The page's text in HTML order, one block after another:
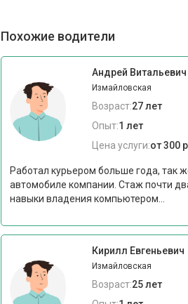
Похожие водители
Андрей Витальевич
Измайловская
Возраст:27 лет
Опыт:1 лет
Цена услуги:от 300
Работал курьером больше года, так
автомобиле компании. Стаж почти
навыки владения компьютером...
Кирилл Евгеньевич
Измайловская
Возраст:25 лет